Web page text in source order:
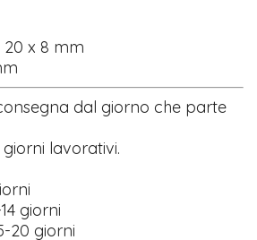
x 8 mm
dal giorno che parte
lavorativi.
giorni
20 giorni